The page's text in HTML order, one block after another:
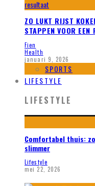
ZO LUKT RIJST
STAPPEN VOOR EEN
Fien
Health
januari 9, 2026
SPORTS
LIFESTYLE
LIFESTYLE
Comfortabel thuis:
slimmer
Lifestyle
mei 22, 2026